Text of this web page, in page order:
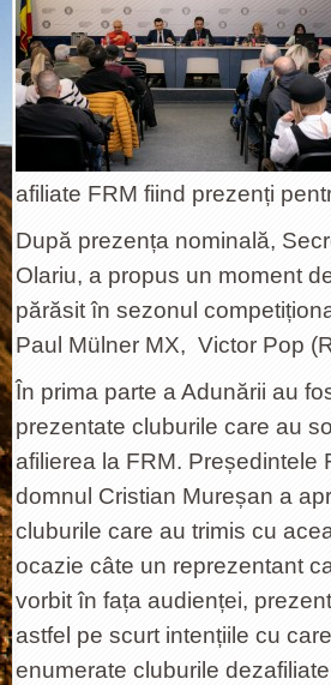
afiliate FRM fiind prezenți
După prezența nominală,
Olariu, a propus un moment
părăsit în sezonul
Paul Mülner MX, Victor Pop
În prima parte a Adunării au
prezentate cluburile care au
afilierea la FRM. Președintele
domnul Cristian Mureșan a
cluburile care au trimis cu
ocazie câte un reprezentant
vorbit în fața audienței,
astfel pe scurt intențiile cu
enumerate cluburile